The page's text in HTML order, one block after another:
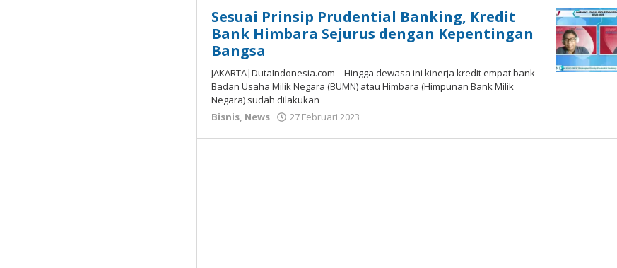
Sesuai Prinsip Prudential Banking, Kredit
Bank Himbara Sejurus dengan Kepentingan
Bangsa
JAKARTA|DutaIndonesia.com – Hingga dewasa ini kinerja kredit empat bank
Badan Usaha Milik Negara (BUMN) atau Himbara (Himpunan Bank Milik
Negara) sudah dilakukan
Bisnis, News 27 Februari 2023
Susanto